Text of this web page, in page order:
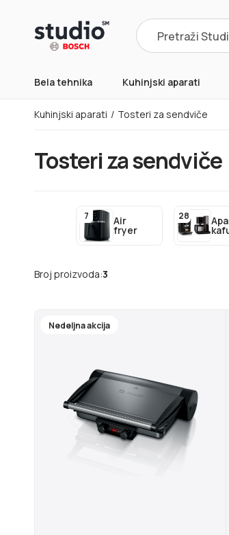
Products
search
Bela tehnika Kuhinjski aparati
Kuhinjski aparati / Tosteri za sendviče
Tosteri za sendviče
Air
fryer
7 28
Broj proizvoda:3
Nedeljna akcija